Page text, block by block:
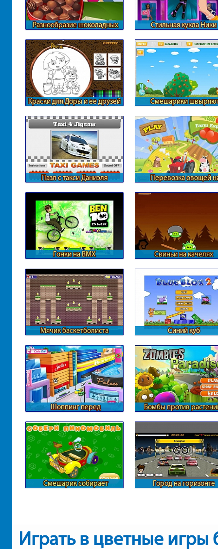
Разнообразие шоколадных
Стильная кукла Ники
Краски для Доры и ее друзей
Смешарики
Пазл с такси Даниэля
Перевозка овощей
Гонки на BMX Свиньи на качелях
Мячик баскетболиста Синий куб
Шоппинг перед
Бомбы против
Смешарик собирает
Город на горизонте
Играть в цветные игры